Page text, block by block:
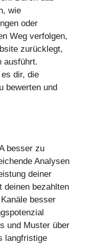
wie
oder
Weg verfolgen,
zurücklegt,
ausführt.
dir, die
bewerten und
besser zu
Analysen
deiner
deinen bezahlten
besser
und Muster über
langfristige